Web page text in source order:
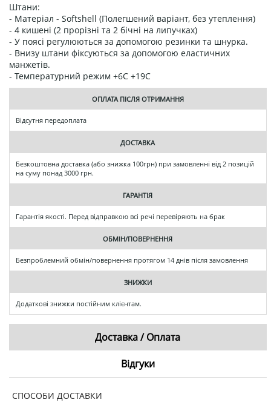
Штани:
- Матеріал - Softshell (Полегшений варіант, без утеплення)
- 4 кишені (2 прорізні та 2 бічні на липучках)
- У поясі регулюються за допомогою резинки та шнурка.
- Внизу штани фіксуються за допомогою еластичних
манжетів.
- Температурний режим +6С +19С
ОПЛАТА ПІСЛЯ ОТРИМАННЯ
Відсутня передоплата
ДОСТАВКА
Безкоштовна доставка (або знижка 100грн) при замовленні від 2 позицій
на суму понад 3000 грн.
ГАРАНТІЯ
Гарантія якості. Перед відправкою всі речі перевіряють на брак
ОБМІН/ПОВЕРНЕННЯ
Безпроблемний обмін/повернення протягом 14 днів після замовлення
ЗНИЖКИ
Додаткові знижки постійним клієнтам.
Доставка / Оплата
Відгуки
СПОСОБИ ДОСТАВКИ